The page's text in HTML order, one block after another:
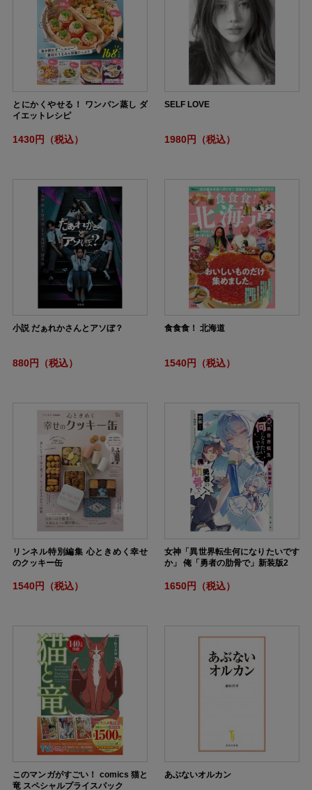
とにかくやせる！ ワンパン蒸し ダ
イエットレシピ
1430円（税込）
SELF LOVE
1980円（税込）
小説 だぁれかさんとアソぼ？
880円（税込）
食食食！ 北海道
1540円（税込）
リンネル特別編集 心ときめく幸せ
のクッキー缶
1540円（税込）
女神「異世界転生何になりたいです
か」 俺「勇者の肋骨で」新装版2
1650円（税込）
このマンガがすごい！ comics 猫と
竜 スペシャルプライスパック
あぶないオルカン